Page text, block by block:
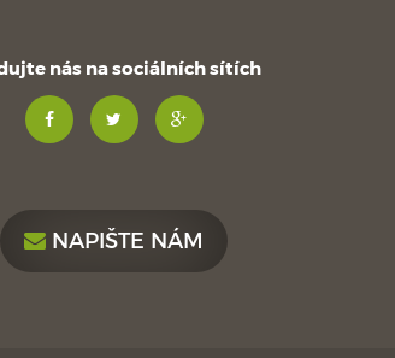
nás na sociálních sítích
NAPIŠTE NÁM